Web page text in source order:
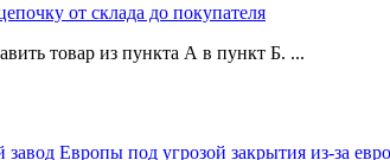
от склада до покупателя
товар из пункта А в пункт Б. ...
Европы под угрозой закрытия из-за